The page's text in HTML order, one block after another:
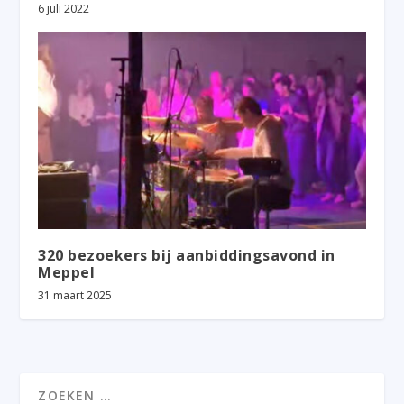
6 juli 2022
320 bezoekers bij aanbiddingsavond in
Meppel
31 maart 2025